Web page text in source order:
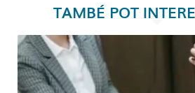
TAMBÉ POT